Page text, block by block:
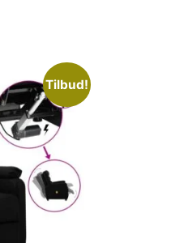
Tilbud!